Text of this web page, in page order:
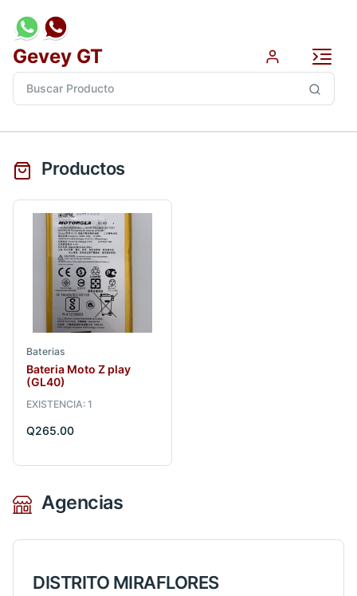
Gevey GT
Productos
Baterias
Bateria Moto Z play
(GL40)
EXISTENCIA: 1
Q265.00
Agencias
DISTRITO MIRAFLORES